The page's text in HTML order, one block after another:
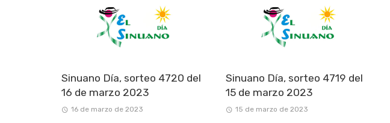
Sinuano Día, sorteo 4720 del
16 de marzo 2023
16 de marzo de 2023
Sinuano Día, sorteo 4719 del
15 de marzo 2023
15 de marzo de 2023